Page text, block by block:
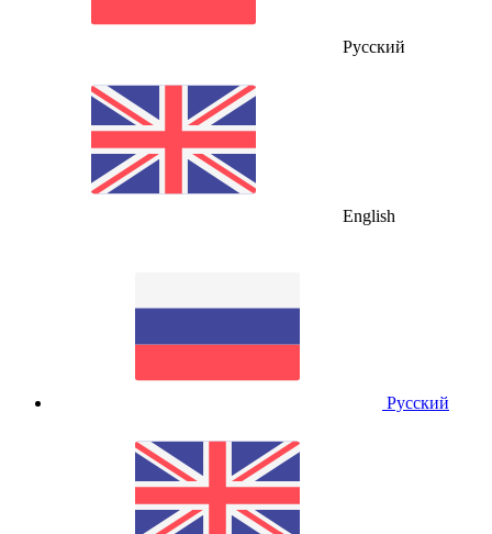
Русский
English
Русский